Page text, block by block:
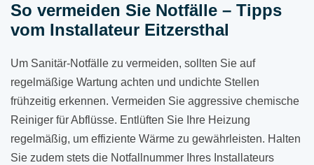
So vermeiden Sie Notfälle – Tipps
vom Installateur Eitzersthal
Um Sanitär-Notfälle zu vermeiden, sollten Sie auf
regelmäßige Wartung achten und undichte Stellen
frühzeitig erkennen. Vermeiden Sie aggressive chemische
Reiniger für Abflüsse. Entlüften Sie Ihre Heizung
regelmäßig, um effiziente Wärme zu gewährleisten. Halten
Sie zudem stets die Notfallnummer Ihres Installateurs